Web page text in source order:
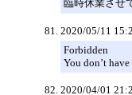
臨時休業させ
2020/05/11
Forbidden
You don’t
2020/04/01